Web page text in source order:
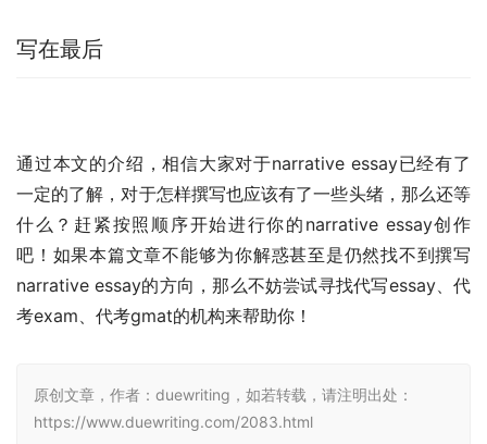
写在最后
通过本文的介绍，相信大家对于narrative essay已经有了
一定的了解，对于怎样撰写也应该有了一些头绪，那么还等
什么？赶紧按照顺序开始进行你的narrative essay创作
吧！如果本篇文章不能够为你解惑甚至是仍然找不到撰写
narrative essay的方向，那么不妨尝试寻找代写essay、代
考exam、代考gmat的机构来帮助你！
原创文章，作者：duewriting，如若转载，请注明出处：
https://www.duewriting.com/2083.html